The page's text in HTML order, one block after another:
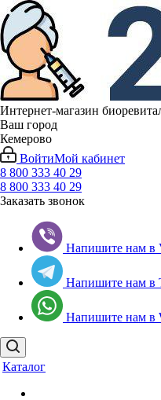
Интернет-магазин
Ваш город
Кемерово
ВойтиМой кабинет
8 800 333 40 29
8 800 333 40 29
Заказать звонок
Напишите нам в
Напишите нам в
Напишите нам в
Каталог